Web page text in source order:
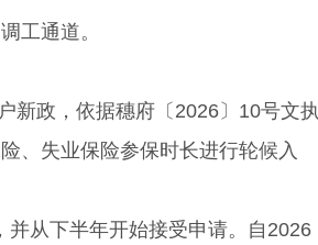
工通道。
政，依据穗府〔2026〕10号文执
、失业保险参保时长进行轮候入
从下半年开始接受申请。自2026